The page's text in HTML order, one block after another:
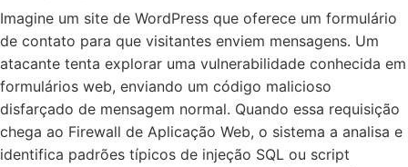
Imagine um site de WordPress que oferece um formulário
de contato para que visitantes enviem mensagens. Um
atacante tenta explorar uma vulnerabilidade conhecida em
formulários web, enviando um código malicioso
disfarçado de mensagem normal. Quando essa requisição
chega ao Firewall de Aplicação Web, o sistema a analisa e
identifica padrões típicos de injeção SQL ou script